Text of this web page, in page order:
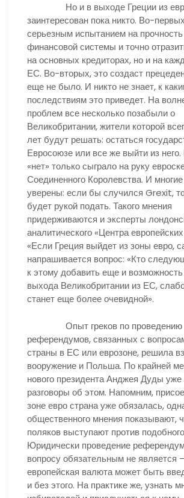
Но и в выходе Греции из
заинтересован пока никто. Во-
серьезным испытанием на
финансовой системы и точно
на основных кредиторах, но и на
ЕС. Во-вторых, это создаст
еще не было. И никто не знает, к
последствиям это приведет. На
проблем все несколько позабыли о
Великобритании, жители которой
лет будут решать: остаться
Евросоюзе или все же выйти из него.
«нет» только сыграло на руку
Соединенного Королевства. И
уверены: если бы случился Grexit,
будет рукой подать. Такого мнения
придерживаются и эксперты
аналитического «Центра
«Если Греция выйдет из зоны евро,
напрашивается вопрос: «Кто
к этому добавить еще и
выхода Великобритании из ЕС,
станет еще более очевидной».
Опыт греков по проведению
референдумов, связанных с
страны в ЕС или еврозоне, решила
вооружение и Польша. По крайней
нового президента Анджея Дуды уже
разговоры об этом. Напомним,
зоне евро страна уже обязалась,
общественного мнения показывают,
поляков выступают против
Юридически проведение
вопросу обязательным не является
европейская валюта может быть
и без этого. На практике же, узнать